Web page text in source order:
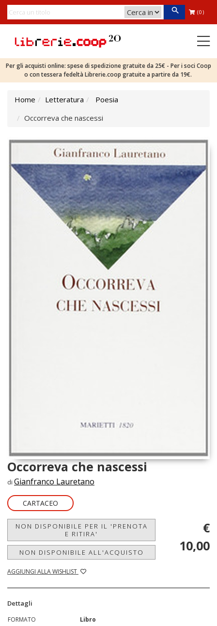
(0)
Per gli acquisti online: spese di spedizione gratuite da 25€ - Per i soci Coop
o con tessera fedeltà Librerie.coop gratuite a partire da 19€.
Home Letteratura
Poesia
Occorreva che nascessi
Occorreva che nascessi
di Gianfranco Lauretano
CARTACEO
NON DISPONIBILE PER IL 'PRENOTA
E RITIRA'
NON DISPONIBILE ALL'ACQUISTO
AGGIUNGI ALLA WISHLIST
€
10,00
Dettagli
FORMATO
Libro